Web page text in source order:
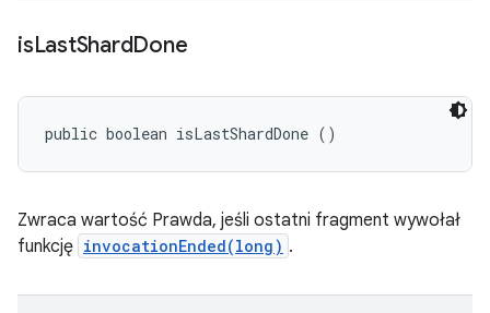
isLastShardDone
public boolean isLastShardDone ()
Zwraca wartość Prawda, jeśli ostatni fragment wywołał
funkcję invocationEnded(long) .